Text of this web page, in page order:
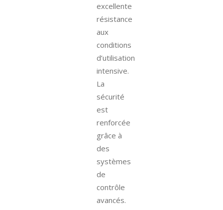
excellente
résistance
aux
conditions
d’utilisation
intensive.
La
sécurité
est
renforcée
grâce à
des
systèmes
de
contrôle
avancés.